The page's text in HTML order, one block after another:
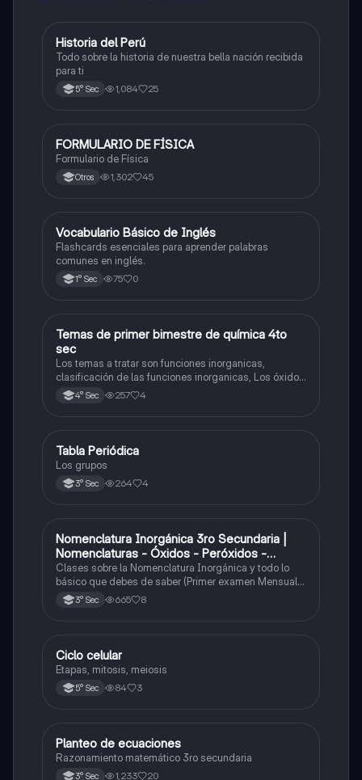
Ciencias Sociales
Historia del Perú
Todo sobre la historia de nuestra bella nación recibida
para ti
5° Sec 1,084 25
Física
FORMULARIO DE FÍSICA
Formulario de Física
Otros 1,302 45
VInglés
Vocabulario Básico de Inglés
Flashcards esenciales para aprender palabras
comunes en inglés.
1° Sec 75 0
Química
Temas de primer bimestre de química 4to
sec
Los temas a tratar son funciones inorganicas,
clasificación de las funciones inorganicas, Los óxidos
y los óxidos ácidos
4° Sec 257 4
Química
Tabla Periódica
Los grupos
3° Sec 264 4
Química
Nomenclatura Inorgánica 3ro Secundaria |
Nomenclaturas - Óxidos - Peróxidos -
Hidróxido o Bases
Clases sobre la Nomenclatura Inorgánica y todo lo
básico que debes de saber (Primer examen Mensual
2025)3° Sec 665 8
Biología
Ciclo celular
Etapas, mitosis, meiosis
5° Sec 84 3
Matemáticas
Planteo de ecuaciones
Razonamiento matemático 3ro secundaria
3° Sec 1,233 20